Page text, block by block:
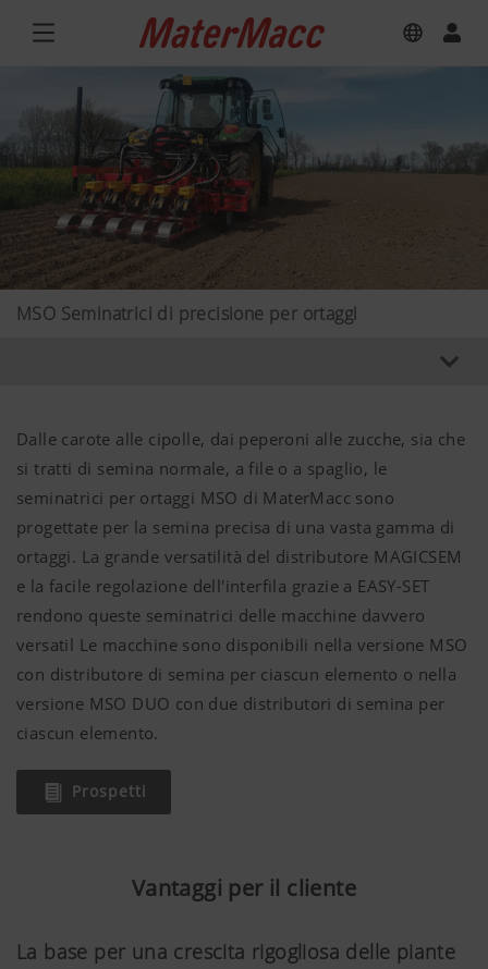
MSO Seminatrici di precisione per ortaggi
Dalle carote alle cipolle, dai peperoni alle zucche, sia che
si tratti di semina normale, a file o a spaglio, le
seminatrici per ortaggi MSO di MaterMacc sono
progettate per la semina precisa di una vasta gamma di
ortaggi. La grande versatilità del distributore MAGICSEM
e la facile regolazione dell'interfila grazie a EASY-SET
rendono queste seminatrici delle macchine davvero
versatil Le macchine sono disponibili nella versione MSO
con distributore di semina per ciascun elemento o nella
versione MSO DUO con due distributori di semina per
ciascun elemento.
Prospetti
Vantaggi per il cliente
La base per una crescita rigogliosa delle piante